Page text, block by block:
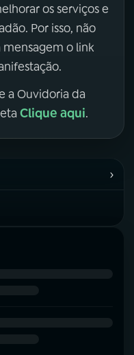
os serviços e
Por isso, não
mensagem o link
a Ouvidoria da
Clique aqui.
›